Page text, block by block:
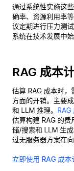
通过系统性实施这
确率、资源利用率
议定期进行压力测
系统在技术发展中
RAG 成本
估算 RAG 成本时
方面的开销。主要
和 LLM 推理。 RAG
估算构建 RAG 的
储/搜索和 LLM 生
过无服务器方案在
立即使用 RAG 成本